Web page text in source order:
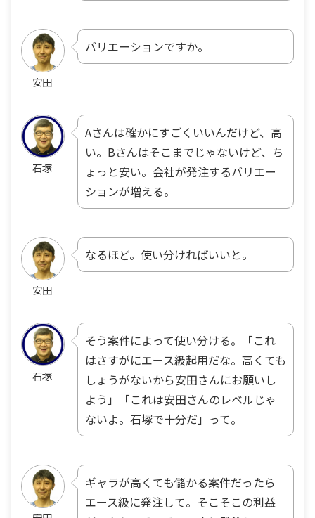
安田
バリエーションですか。
石塚
Aさんは確かにすごくいいんだけど、高
い。Bさんはそこまでじゃないけど、ち
ょっと安い。会社が発注するバリエー
ションが増える。
安田
なるほど。使い分ければいいと。
石塚
そう案件によって使い分ける。「これ
はさすがにエース級起用だな。高くても
しょうがないから安田さんにお願いし
よう」「これは安田さんのレベルじゃ
ないよ。石塚で十分だ」って。
ギャラが高くても儲かる案件だったら
エース級に発注して。そこそこの利益